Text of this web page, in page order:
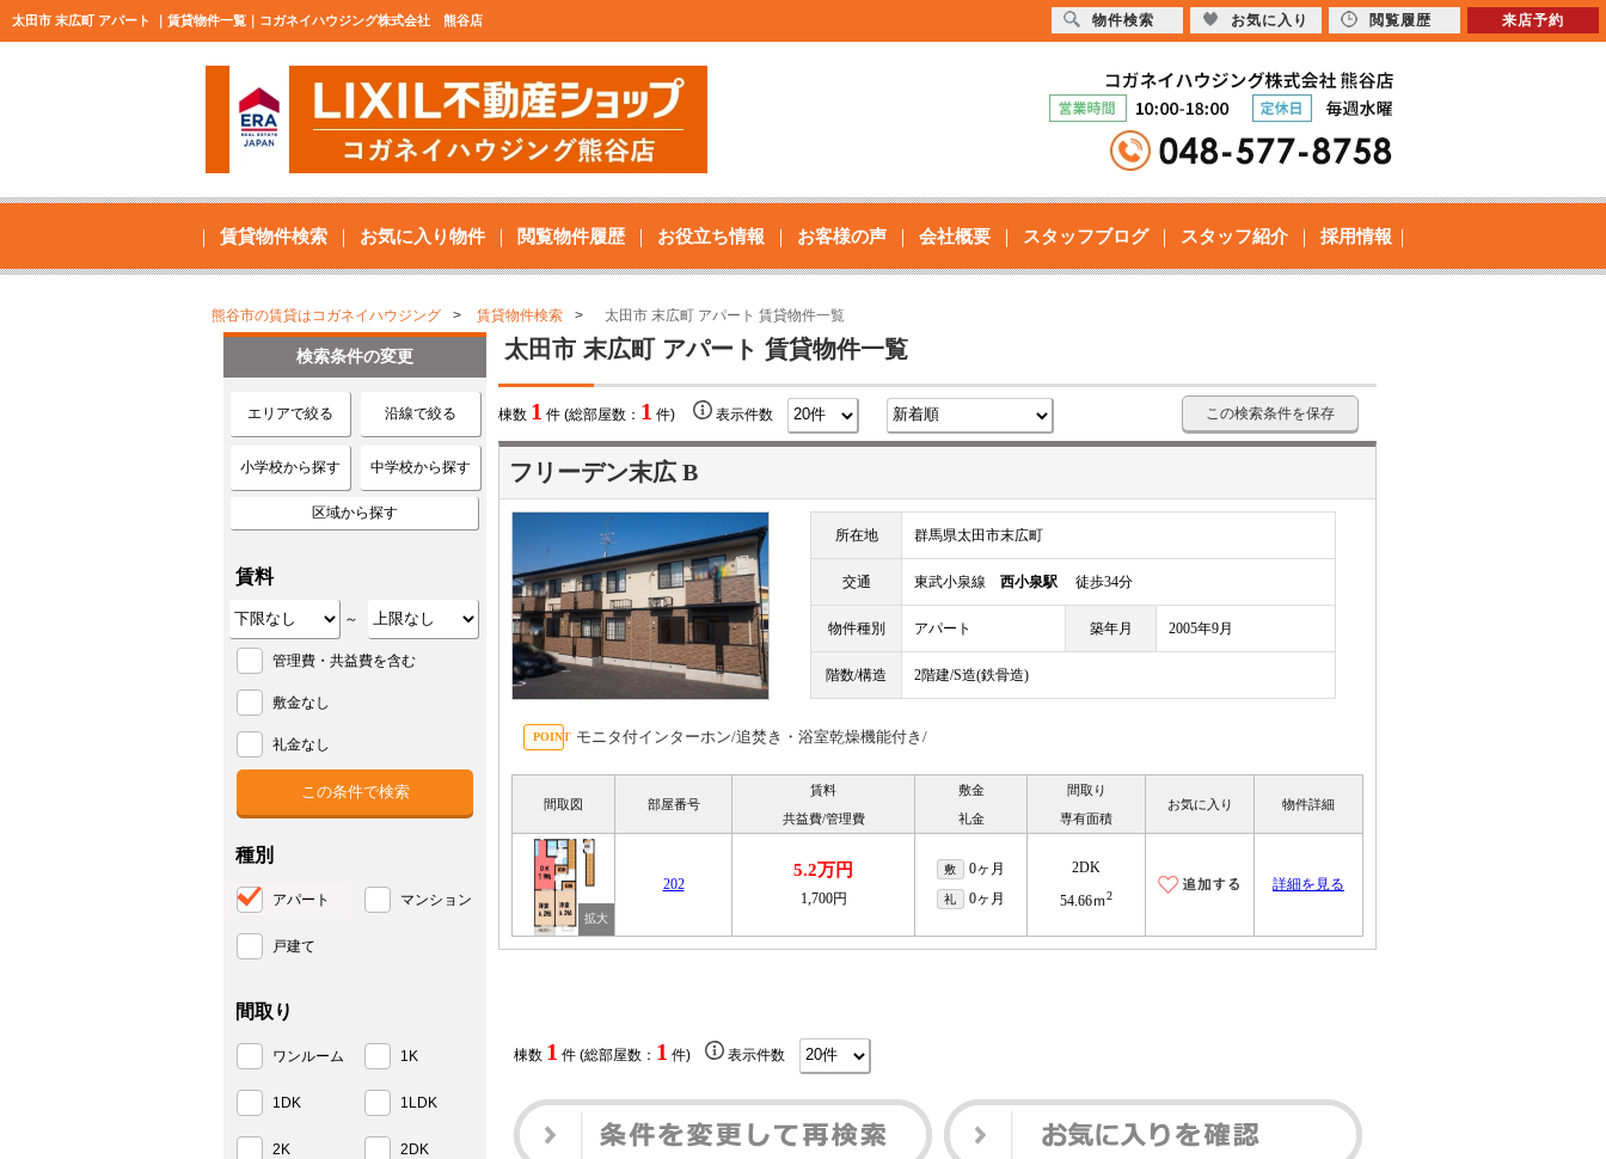
太田市 末広町 アパート ｜賃貸物件一覧｜コガネイハウジング株式会社 熊谷店
賃貸物件検索 お気に入り物件 閲覧物件履歴 お役立ち情報 お客様の声 会社概要 スタッフブログ スタッフ紹介 採用情報
熊谷市の賃貸はコガネイハウジング 賃貸物件検索 太田市 末広町 アパート 賃貸物件一覧
太田市 末広町 アパート 賃貸物件一覧
棟数 1 件 (総部屋数： 1 件) 表示件数 この検索条件を保存
フリーデン末広 B
所在地 群馬県太田市末広町
交通 東武小泉線 西小泉駅 徒歩34分
物件種別 アパート 築年月 2005年9月
階数/構造 2階建/S造(鉄骨造)
モニタ付インターホン/追焚き・浴室乾燥機能付き/
間取図 部屋番号
賃料
共益費/管理費
敷金
礼金
間取り
専有面積
お気に入り 物件詳細
202
5.2万円
1,700円
敷 0ヶ月
礼 0ヶ月
2DK
54.66ｍ2
詳細を見る
棟数 1 件 (総部屋数： 1 件) 表示件数
検索条件の変更
エリアで絞る 沿線で絞る
小学校から探す 中学校から探す
区域から探す
賃料
～
管理費・共益費を含む
敷金なし
礼金なし
種別
アパート マンション
戸建て
間取り
ワンルーム 1K
1DK 1LDK
2K 2DK
物件検索 お気に入り 閲覧履歴 来店予約